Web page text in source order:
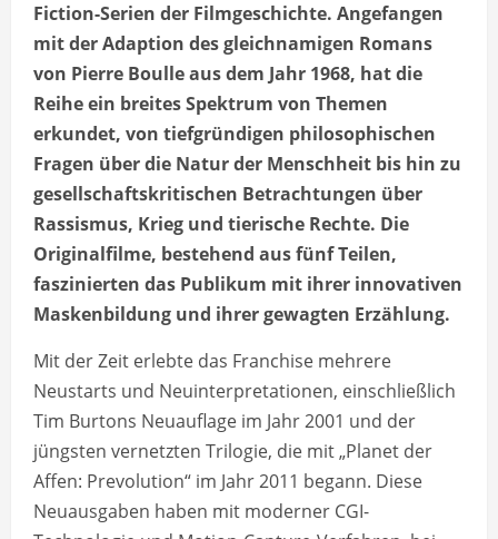
Fiction-Serien der Filmgeschichte. Angefangen
mit der Adaption des gleichnamigen Romans
von Pierre Boulle aus dem Jahr 1968, hat die
Reihe ein breites Spektrum von Themen
erkundet, von tiefgründigen philosophischen
Fragen über die Natur der Menschheit bis hin zu
gesellschaftskritischen Betrachtungen über
Rassismus, Krieg und tierische Rechte. Die
Originalfilme, bestehend aus fünf Teilen,
faszinierten das Publikum mit ihrer innovativen
Maskenbildung und ihrer gewagten Erzählung.
Mit der Zeit erlebte das Franchise mehrere
Neustarts und Neuinterpretationen, einschließlich
Tim Burtons Neuauflage im Jahr 2001 und der
jüngsten vernetzten Trilogie, die mit „Planet der
Affen: Prevolution“ im Jahr 2011 begann. Diese
Neuausgaben haben mit moderner CGI-